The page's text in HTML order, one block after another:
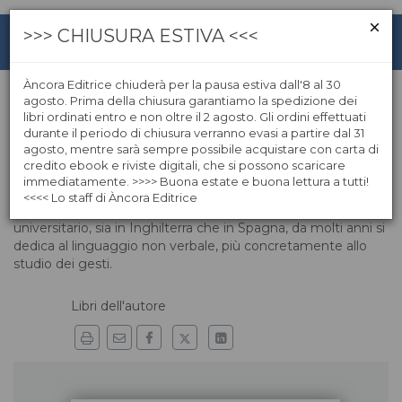
Luis Carlos Bellido
Luis Carlos Bellido si è laureato in Diritto all’Università di
Salamanca. Umanista, linguista e tutor di grandi personalità,
universitario, sia in Inghilterra che in Spagna, da molti anni si
dedica al linguaggio non verbale, più concretamente allo
studio dei gesti.
Libri dell'autore
>>> CHIUSURA ESTIVA <<<
Àncora Editrice chiuderà per la pausa estiva dall'8 al 30
agosto. Prima della chiusura garantiamo la spedizione dei
libri ordinati entro e non oltre il 2 agosto. Gli ordini effettuati
durante il periodo di chiusura verranno evasi a partire dal 31
agosto, mentre sarà sempre possibile acquistare con carta di
credito ebook e riviste digitali, che si possono scaricare
immediatamente. >>>> Buona estate e buona lettura a tutti!
<<<< Lo staff di Àncora Editrice